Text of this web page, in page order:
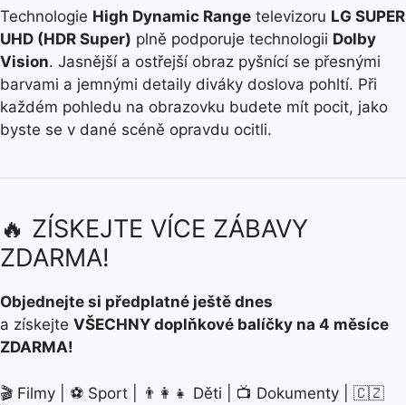
Technologie High Dynamic Range televizoru LG SUPER
UHD (HDR Super) plně podporuje technologii Dolby
Vision. Jasnější a ostřejší obraz pyšnící se přesnými
barvami a jemnými detaily diváky doslova pohltí. Při
každém pohledu na obrazovku budete mít pocit, jako
byste se v dané scéně opravdu ocitli.
🔥 ZÍSKEJTE VÍCE ZÁBAVY
ZDARMA!
Objednejte si předplatné ještě dnes
a získejte VŠECHNY doplňkové balíčky na 4 měsíce
ZDARMA!
🎬 Filmy | ⚽ Sport | 👨‍👩‍👧 Děti | 📺 Dokumenty | 🇨🇿